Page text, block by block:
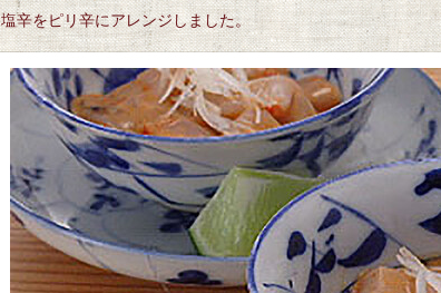
塩辛をピリ辛にアレンジしました。